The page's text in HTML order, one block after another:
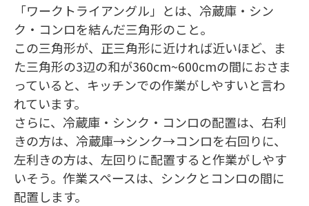
「ワークトライアングル」とは、冷蔵庫・シン
ク・コンロを結んだ三角形のこと。
この三角形が、正三角形に近ければ近いほど、ま
た三角形の3辺の和が360cm~600cmの間におさま
っていると、キッチンでの作業がしやすいと言わ
れています。
さらに、冷蔵庫・シンク・コンロの配置は、右利
きの方は、冷蔵庫→シンク→コンロを右回りに、
左利きの方は、左回りに配置すると作業がしやす
いそう。作業スペースは、シンクとコンロの間に
配置します。